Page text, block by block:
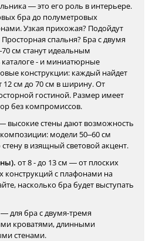
— это его роль в интерьере.
бра до полуметровых
Узкая прихожая? Подойдут
спальня? Бра с двумя
см станут идеальным
- и миниатюрные
конструкции: каждый найдет
см до 70 см в ширину. От
гостиной. Размер имеет
без компромиссов.
высокие стены дают возможность
модели 50–60 см
в изящный световой акцент.
от 8 - до 13 см — от плоских
с плафонами на
насколько бра будет выступать
для бра с двумя-тремя
кроватями, длинными
стенами.